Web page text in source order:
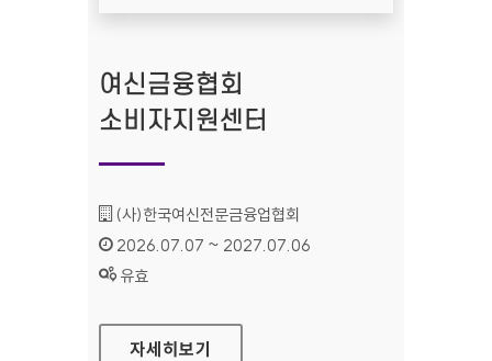
여신금융협회
소비자지원센터
기관명 :
(사)한국여신전문금융업협회
인증기간 :
2026.07.07 ~ 2027.07.06
상태 :
유효
여신금융협회 소비자지원센터
자세히보기